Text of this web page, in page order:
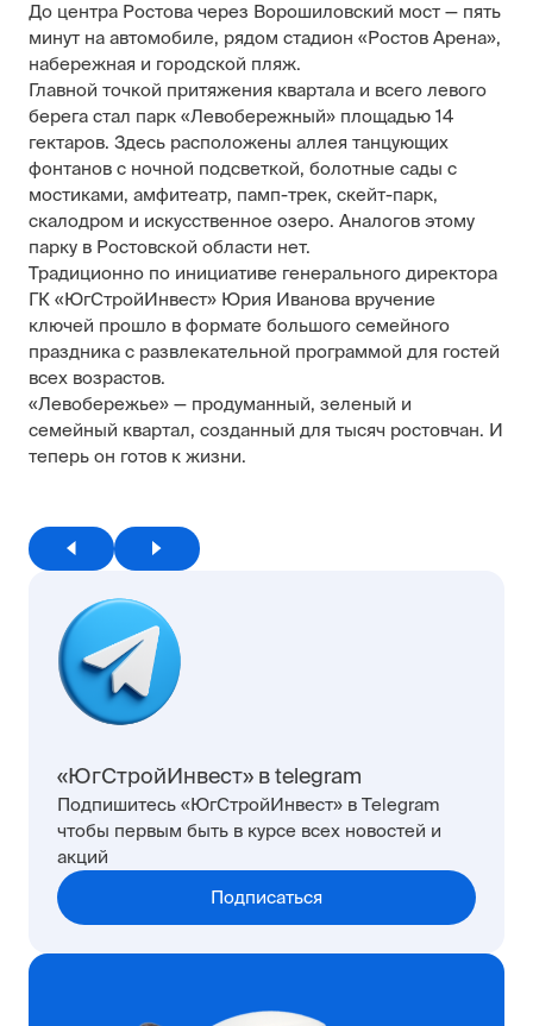
До центра Ростова через Ворошиловский мост — пять
минут на автомобиле, рядом стадион «Ростов Арена»,
набережная и городской пляж.
Главной точкой притяжения квартала и всего левого
берега стал парк «Левобережный» площадью 14
гектаров. Здесь расположены аллея танцующих
фонтанов с ночной подсветкой, болотные сады с
мостиками, амфитеатр, памп-трек, скейт-парк,
скалодром и искусственное озеро. Аналогов этому
парку в Ростовской области нет.
Традиционно по инициативе генерального директора
ГК «ЮгСтройИнвест» Юрия Иванова вручение
ключей прошло в формате большого семейного
праздника с развлекательной программой для гостей
всех возрастов.
«Левобережье» — продуманный, зеленый и
семейный квартал, созданный для тысяч ростовчан. И
теперь он готов к жизни.
«ЮгСтройИнвест» в telegram
Подпишитесь «ЮгСтройИнвест» в Telegram
чтобы первым быть в курсе всех новостей и
акций
Подписаться